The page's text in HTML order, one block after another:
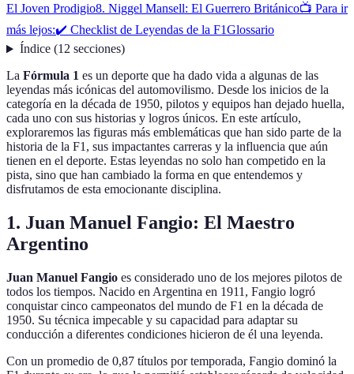
El Joven Prodigio8. Niggel Mansell: El Guerrero Británico📺 Para ir
más lejos:✔️ Checklist de Leyendas de la F1Glossario
Índice(12 secciones)
La Fórmula 1 es un deporte que ha dado vida a algunas de las
leyendas más icónicas del automovilismo. Desde los inicios de la
categoría en la década de 1950, pilotos y equipos han dejado huella,
cada uno con sus historias y logros únicos. En este artículo,
exploraremos las figuras más emblemáticas que han sido parte de la
historia de la F1, sus impactantes carreras y la influencia que aún
tienen en el deporte. Estas leyendas no solo han competido en la
pista, sino que han cambiado la forma en que entendemos y
disfrutamos de esta emocionante disciplina.
1. Juan Manuel Fangio: El Maestro
Argentino
Juan Manuel Fangio es considerado uno de los mejores pilotos de
todos los tiempos. Nacido en Argentina en 1911, Fangio logró
conquistar cinco campeonatos del mundo de F1 en la década de
1950. Su técnica impecable y su capacidad para adaptar su
conducción a diferentes condiciones hicieron de él una leyenda.
Con un promedio de 0,87 títulos por temporada, Fangio dominó la